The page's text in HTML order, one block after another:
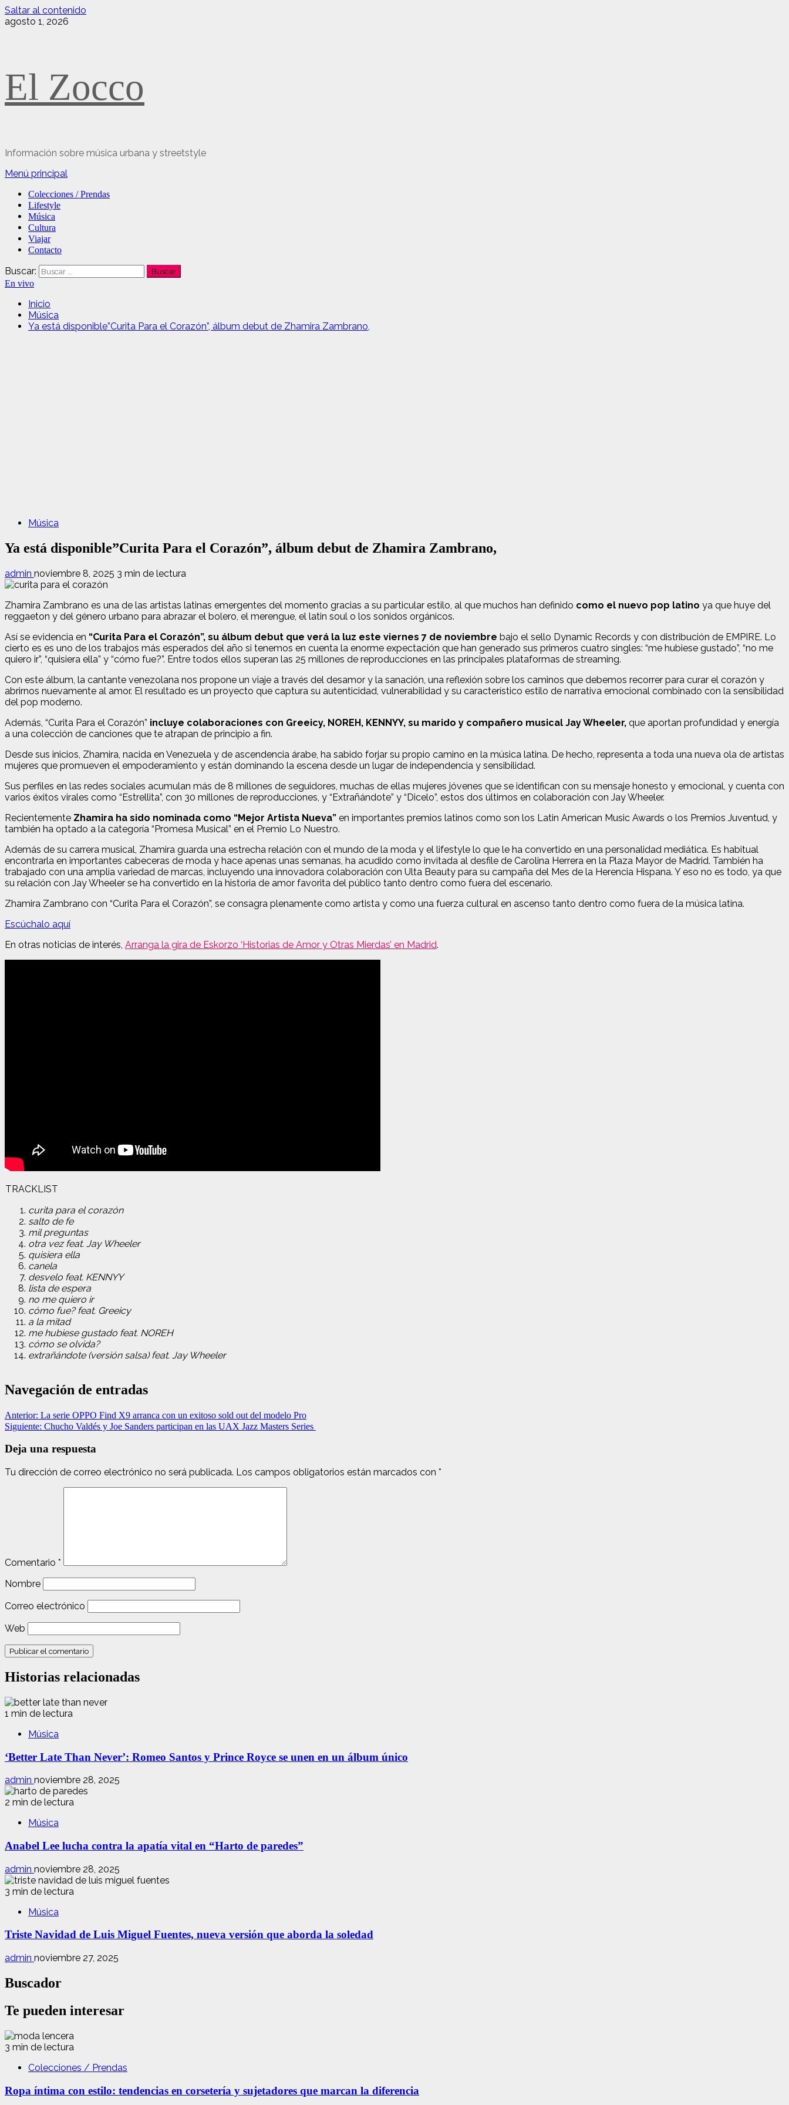
Saltar al contenido
agosto 1, 2026
El Zocco
Información sobre música urbana y streetstyle
Menú principal
Colecciones / Prendas
Lifestyle
Música
Cultura
Viajar
Contacto
Buscar:
En vivo
Inicio
Música
Ya está disponible”Curita Para el Corazón”, álbum debut de Zhamira Zambrano,
Música
Ya está disponible”Curita Para el Corazón”, álbum debut de Zhamira Zambrano,
admin noviembre 8, 2025 3 min de lectura
Zhamira Zambrano es una de las artistas latinas emergentes del momento gracias a su particular estilo, al que muchos han definido como el nuevo pop latino ya que huye del
reggaeton y del género urbano para abrazar el bolero, el merengue, el latin soul o los sonidos orgánicos.
Así se evidencia en “Curita Para el Corazón”, su álbum debut que verá la luz este viernes 7 de noviembre bajo el sello Dynamic Records y con distribución de EMPIRE. Lo
cierto es es uno de los trabajos más esperados del año si tenemos en cuenta la enorme expectación que han generado sus primeros cuatro singles: “me hubiese gustado”, “no me
quiero ir”, “quisiera ella” y “cómo fue?”. Entre todos ellos superan las 25 millones de reproducciones en las principales plataformas de streaming.
Con este álbum, la cantante venezolana nos propone un viaje a través del desamor y la sanación, una reflexión sobre los caminos que debemos recorrer para curar el corazón y
abrirnos nuevamente al amor. El resultado es un proyecto que captura su autenticidad, vulnerabilidad y su característico estilo de narrativa emocional combinado con la sensibilidad
del pop moderno.
Además, “Curita Para el Corazón” incluye colaboraciones con Greeicy, NOREH, KENNYY, su marido y compañero musical Jay Wheeler, que aportan profundidad y energía
a una colección de canciones que te atrapan de principio a fin.
Desde sus inicios, Zhamira, nacida en Venezuela y de ascendencia árabe, ha sabido forjar su propio camino en la música latina. De hecho, representa a toda una nueva ola de artistas
mujeres que promueven el empoderamiento y están dominando la escena desde un lugar de independencia y sensibilidad.
Sus perfiles en las redes sociales acumulan más de 8 millones de seguidores, muchas de ellas mujeres jóvenes que se identifican con su mensaje honesto y emocional, y cuenta con
varios éxitos virales como “Estrellita”, con 30 millones de reproducciones, y “Extrañándote” y “Dicelo”, estos dos últimos en colaboración con Jay Wheeler.
Recientemente Zhamira ha sido nominada como “Mejor Artista Nueva” en importantes premios latinos como son los Latin American Music Awards o los Premios Juventud, y
también ha optado a la categoría “Promesa Musical” en el Premio Lo Nuestro.
Además de su carrera musical, Zhamira guarda una estrecha relación con el mundo de la moda y el lifestyle lo que le ha convertido en una personalidad mediática. Es habitual
encontrarla en importantes cabeceras de moda y hace apenas unas semanas, ha acudido como invitada al desfile de Carolina Herrera en la Plaza Mayor de Madrid. También ha
trabajado con una amplia variedad de marcas, incluyendo una innovadora colaboración con Ulta Beauty para su campaña del Mes de la Herencia Hispana. Y eso no es todo, ya que
su relación con Jay Wheeler se ha convertido en la historia de amor favorita del público tanto dentro como fuera del escenario.
Zhamira Zambrano con “Curita Para el Corazón”, se consagra plenamente como artista y como una fuerza cultural en ascenso tanto dentro como fuera de la música latina.
Escúchalo aquí
En otras noticias de interés, Arranga la gira de Eskorzo ‘Historias de Amor y Otras Mierdas’ en Madrid.
TRACKLIST
curita para el corazón
salto de fe
mil preguntas
otra vez feat. Jay Wheeler
quisiera ella
canela
desvelo feat. KENNYY
lista de espera
no me quiero ir
cómo fue? feat. Greeicy
a la mitad
me hubiese gustado feat. NOREH
cómo se olvida?
extrañándote (versión salsa) feat. Jay Wheeler
Navegación de entradas
Anterior: La serie OPPO Find X9 arranca con un exitoso sold out del modelo Pro
Siguiente: Chucho Valdés y Joe Sanders participan en las UAX Jazz Masters Series
Deja una respuesta
Tu dirección de correo electrónico no será publicada. Los campos obligatorios están marcados con *
Comentario *
Nombre
Correo electrónico
Web
Historias relacionadas
1 min de lectura
Música
‘Better Late Than Never’: Romeo Santos y Prince Royce se unen en un álbum único
admin noviembre 28, 2025
2 min de lectura
Música
Anabel Lee lucha contra la apatía vital en “Harto de paredes”
admin noviembre 28, 2025
3 min de lectura
Música
Triste Navidad de Luis Miguel Fuentes, nueva versión que aborda la soledad
admin noviembre 27, 2025
Buscador
Te pueden interesar
3 min de lectura
Colecciones / Prendas
Ropa íntima con estilo: tendencias en corsetería y sujetadores que marcan la diferencia